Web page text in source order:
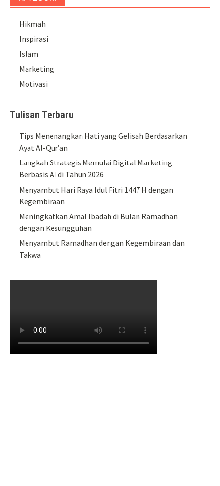
Hikmah
Inspirasi
Islam
Marketing
Motivasi
Tulisan Terbaru
Tips Menenangkan Hati yang Gelisah Berdasarkan
Ayat Al-Qur’an
Langkah Strategis Memulai Digital Marketing
Berbasis AI di Tahun 2026
Menyambut Hari Raya Idul Fitri 1447 H dengan
Kegembiraan
Meningkatkan Amal Ibadah di Bulan Ramadhan
dengan Kesungguhan
Menyambut Ramadhan dengan Kegembiraan dan
Takwa